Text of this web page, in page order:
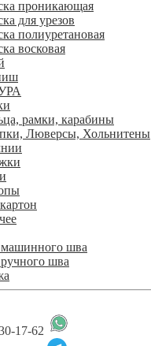
проникающая
для урезов
полиуретановая
восковая
рамки, карабины
Люверсы, Хольнитены
шва
шва
17-62